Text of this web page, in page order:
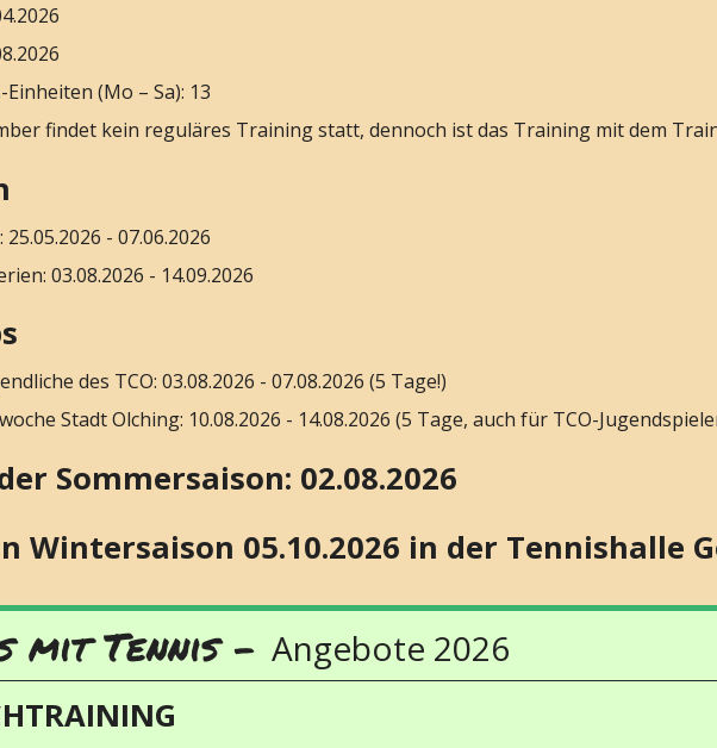
(Mo – Sa): 13
findet kein reguläres Training statt, dennoch ist das Training mit dem
- 07.06.2026
03.08.2026 - 14.09.2026
des TCO: 03.08.2026 - 07.08.2026 (5 Tage!)
Stadt Olching: 10.08.2026 - 14.08.2026 (5 Tage, auch für TCO-
Sommersaison: 02.08.2026
Wintersaison 05.10.2026 in der Tennishalle
mit Tennis - Angebote 2026